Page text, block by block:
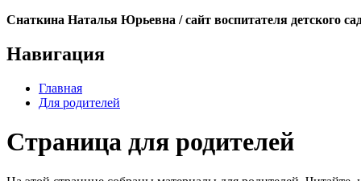
Снаткина Наталья Юрьевна / сайт воспитателя детского
Навигация
Главная
Для родителей
Страница для родителей